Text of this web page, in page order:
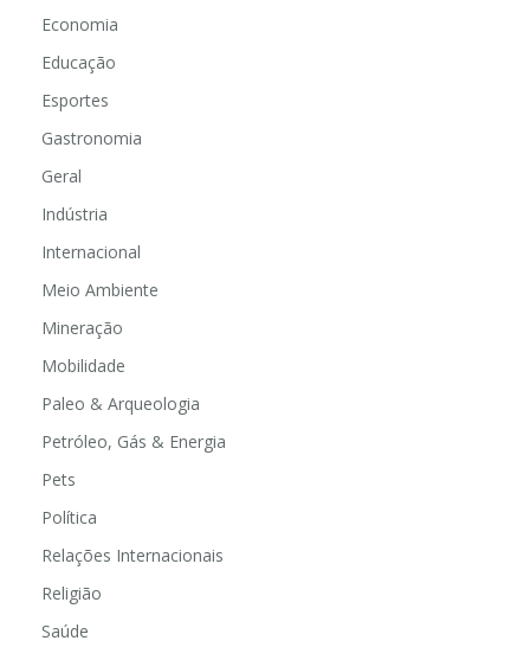
Economia
Educação
Esportes
Gastronomia
Geral
Indústria
Internacional
Meio Ambiente
Mineração
Mobilidade
Paleo & Arqueologia
Petróleo, Gás & Energia
Pets
Política
Relações Internacionais
Religião
Saúde